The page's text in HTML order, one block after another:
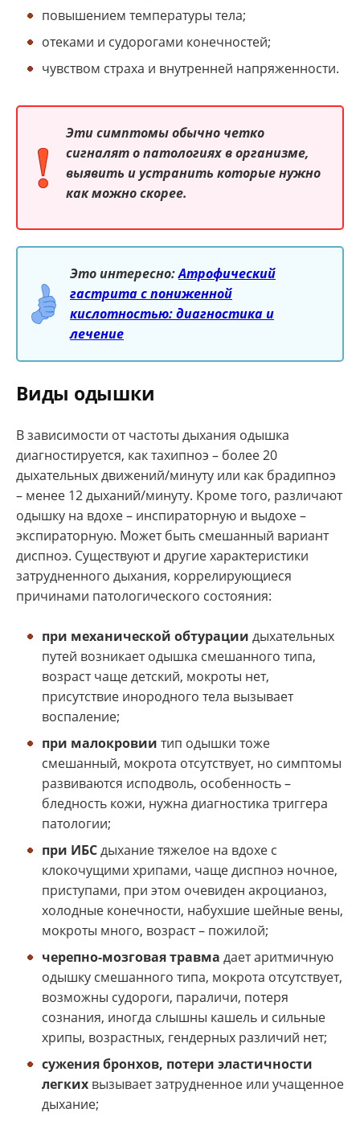
повышением температуры тела;
отеками и судорогами конечностей;
чувством страха и внутренней напряженности.
Эти симптомы обычно четко
сигналят о патологиях в организме,
выявить и устранить которые нужно
как можно скорее.
Это интересно:Атрофический
гастрита с пониженной
кислотностью: диагностика и
лечение
Виды одышки
В зависимости от частоты дыхания одышка
диагностируется, как тахипноэ – более 20
дыхательных движений/минуту или как брадипноэ
– менее 12 дыханий/минуту. Кроме того, различают
одышку на вдохе – инспираторную и выдохе –
экспираторную. Может быть смешанный вариант
диспноэ. Существуют и другие характеристики
затрудненного дыхания, коррелирующиеся
причинами патологического состояния:
при механической обтурации дыхательных
путей возникает одышка смешанного типа,
возраст чаще детский, мокроты нет,
присутствие инородного тела вызывает
воспаление;
при малокровии тип одышки тоже
смешанный, мокрота отсутствует, но симптомы
развиваются исподволь, особенность –
бледность кожи, нужна диагностика триггера
патологии;
при ИБСдыхание тяжелое на вдохе с
клокочущими хрипами, чаще диспноэ ночное,
приступами, при этом очевиден акроцианоз,
холодные конечности, набухшие шейные вены,
мокроты много, возраст – пожилой;
черепно-мозговая травма дает аритмичную
одышку смешанного типа, мокрота отсутствует,
возможны судороги, параличи, потеря
сознания, иногда слышны кашель и сильные
хрипы, возрастных, гендерных различий нет;
сужения бронхов, потери эластичности
легких вызывает затрудненное или учащенное
дыхание;